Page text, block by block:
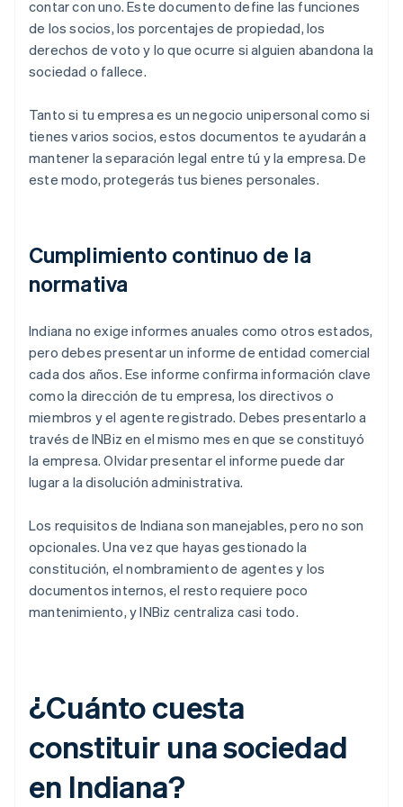
contar con uno. Este documento define las funciones
de los socios, los porcentajes de propiedad, los
derechos de voto y lo que ocurre si alguien abandona la
sociedad o fallece.
Tanto si tu empresa es un negocio unipersonal como si
tienes varios socios, estos documentos te ayudarán a
mantener la separación legal entre tú y la empresa. De
este modo, protegerás tus bienes personales.
Cumplimiento continuo de la
normativa
Indiana no exige informes anuales como otros estados,
pero debes presentar un informe de entidad comercial
cada dos años. Ese informe confirma información clave
como la dirección de tu empresa, los directivos o
miembros y el agente registrado. Debes presentarlo a
través de INBiz en el mismo mes en que se constituyó
la empresa. Olvidar presentar el informe puede dar
lugar a la disolución administrativa.
Los requisitos de Indiana son manejables, pero no son
opcionales. Una vez que hayas gestionado la
constitución, el nombramiento de agentes y los
documentos internos, el resto requiere poco
mantenimiento, y INBiz centraliza casi todo.
¿Cuánto cuesta
constituir una sociedad
en Indiana?